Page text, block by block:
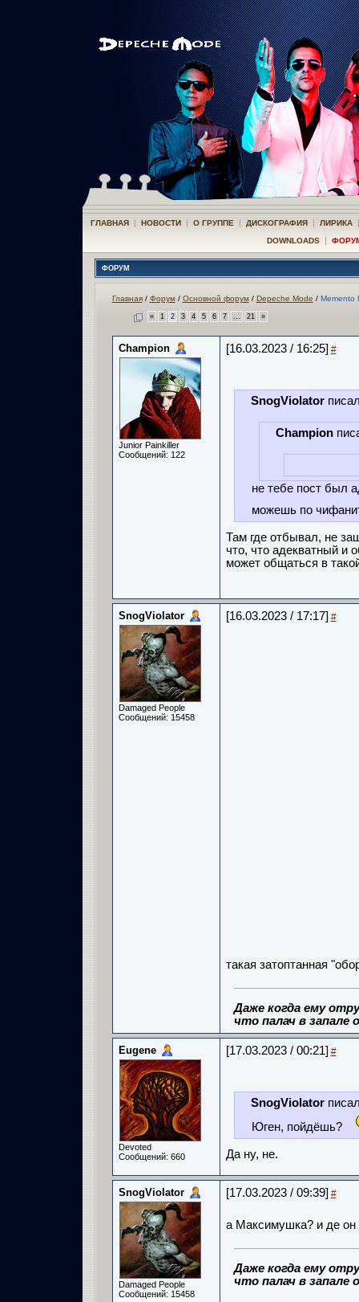
ГЛАВНАЯ | НОВОСТИ | О ГРУППЕ | ДИСКОГРАФИЯ | ЛИРИКА
DOWNLOADS |
ФОРУМ
Главная/ Форум/ Основной форум/ Depeche Mode / Memento
« 1 2 3 4 5 6 7 ... 21 »
Champion
Junior Painkiller
Сообщений: 122
[16.03.2023 / 16:25] #
SnogViolator
Champion
не тебе пост был
можешь по
Там где отбывал, не
что, что адекватный и
может общаться в
SnogViolator
Damaged People
Сообщений: 15458
[16.03.2023 / 17:17] #
такая затоптанная
Даже когда ему
что палач в запале
Eugene
Devoted
Сообщений: 660
[17.03.2023 / 00:21] #
SnogViolator
Юген, пойдёшь?
Да ну, не.
SnogViolator
Damaged People
Сообщений: 15458
[17.03.2023 / 09:39] #
а Максимушка? и де
Даже когда ему
что палач в запале